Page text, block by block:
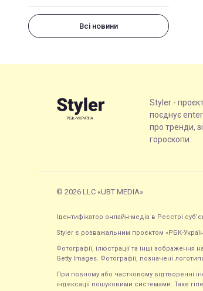
Всі новини
Styler -
поєднує
про тренди,
гороскопи.
© 2026 LLC «UBT MEDIA»
Ідентифікатор онлайн-медіа в Реєстрі
Styler є розважальним проєктом «РБК-
Фотографії, ілюстрації та інші
Getty Images. Фотографії, позначені
При повному або частковому відтворенні
індексації пошуковими системами. Таке